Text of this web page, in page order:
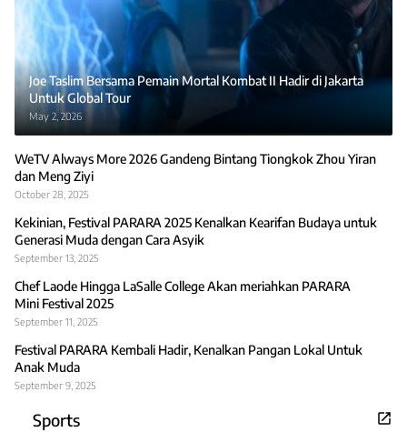
Joe Taslim Bersama Pemain Mortal Kombat II Hadir di Jakarta
Untuk Global Tour
May 2, 2026
WeTV Always More 2026 Gandeng Bintang Tiongkok Zhou Yiran
dan Meng Ziyi
October 28, 2025
Kekinian, Festival PARARA 2025 Kenalkan Kearifan Budaya untuk
Generasi Muda dengan Cara Asyik
September 13, 2025
Chef Laode Hingga LaSalle College Akan meriahkan PARARA
Mini Festival 2025
September 11, 2025
Festival PARARA Kembali Hadir, Kenalkan Pangan Lokal Untuk
Anak Muda
September 9, 2025
Sports